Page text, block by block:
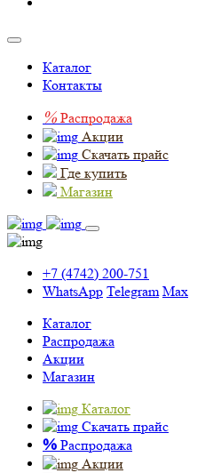
Каталог
Контакты
% Распродажа
Акции
Скачать прайс
Где купить
Магазин
+7 (4742) 200-751
WhatsApp Telegram Max
Каталог
Распродажа
Акции
Магазин
Каталог
Скачать прайс
% Распродажа
Акции